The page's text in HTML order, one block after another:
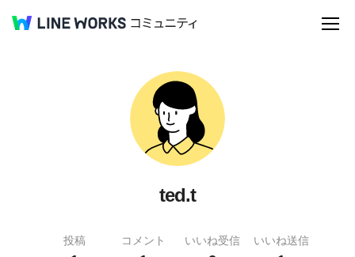
ted.t
投稿 コメント いいね受信 いいね送信